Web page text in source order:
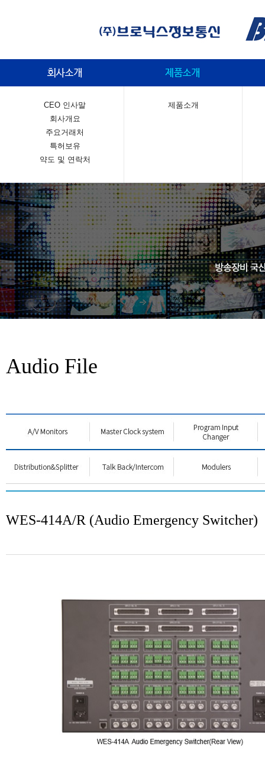
CEO 인사말
회사개요
주요거래처
특허보유
약도 및 연락처
제품소개
Audio File
WES-414A/R (Audio Emergency Switcher)